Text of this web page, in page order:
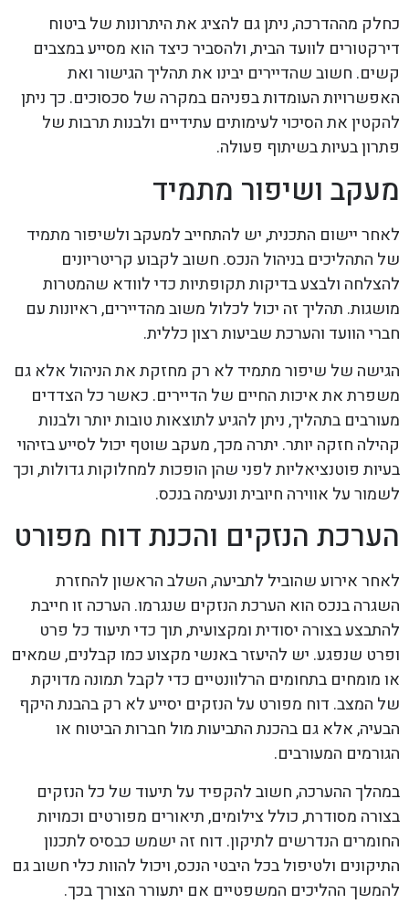
כחלק מההדרכה, ניתן גם להציג את היתרונות של ביטוח
דירקטורים לוועד הבית, ולהסביר כיצד הוא מסייע במצבים
קשים. חשוב שהדיירים יבינו את תהליך הגישור ואת
האפשרויות העומדות בפניהם במקרה של סכסוכים. כך ניתן
להקטין את הסיכוי לעימותים עתידיים ולבנות תרבות של
פתרון בעיות בשיתוף פעולה.
מעקב ושיפור מתמיד
לאחר יישום התכנית, יש להתחייב למעקב ולשיפור מתמיד
של התהליכים בניהול הנכס. חשוב לקבוע קריטריונים
להצלחה ולבצע בדיקות תקופתיות כדי לוודא שהמטרות
מושגות. תהליך זה יכול לכלול משוב מהדיירים, ראיונות עם
חברי הוועד והערכת שביעות רצון כללית.
הגישה של שיפור מתמיד לא רק מחזקת את הניהול אלא גם
משפרת את איכות החיים של הדיירים. כאשר כל הצדדים
מעורבים בתהליך, ניתן להגיע לתוצאות טובות יותר ולבנות
קהילה חזקה יותר. יתרה מכך, מעקב שוטף יכול לסייע בזיהוי
בעיות פוטנציאליות לפני שהן הופכות למחלוקות גדולות, וכך
לשמור על אווירה חיובית ונעימה בנכס.
הערכת הנזקים והכנת דוח מפורט
לאחר אירוע שהוביל לתביעה, השלב הראשון להחזרת
השגרה בנכס הוא הערכת הנזקים שנגרמו. הערכה זו חייבת
להתבצע בצורה יסודית ומקצועית, תוך כדי תיעוד כל פרט
ופרט שנפגע. יש להיעזר באנשי מקצוע כמו קבלנים, שמאים
או מומחים בתחומים הרלוונטיים כדי לקבל תמונה מדויקת
של המצב. דוח מפורט על הנזקים יסייע לא רק בהבנת היקף
הבעיה, אלא גם בהכנת התביעות מול חברות הביטוח או
הגורמים המעורבים.
במהלך ההערכה, חשוב להקפיד על תיעוד של כל הנזקים
בצורה מסודרת, כולל צילומים, תיאורים מפורטים וכמויות
החומרים הנדרשים לתיקון. דוח זה ישמש כבסיס לתכנון
התיקונים ולטיפול בכל היבטי הנכס, ויכול להוות כלי חשוב גם
להמשך ההליכים המשפטיים אם יתעורר הצורך בכך.